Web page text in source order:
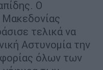
O
Μακεδονίας
τελικά να
Αστυνομία την
όλων των